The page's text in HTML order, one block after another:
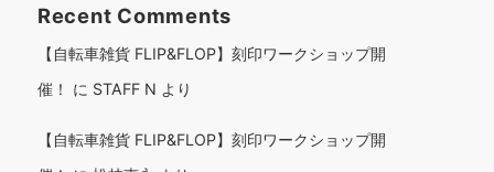
Recent Comments
【自転車雑貨 FLIP&FLOP】刻印ワークショップ開
催！
に STAFF N より
【自転車雑貨 FLIP&FLOP】刻印ワークショップ開